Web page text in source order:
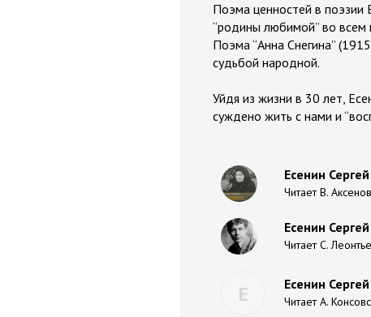
Поэма ценностей в поэзии
“родины любимой” во всем
Поэма “Анна Снегина”
судьбой народной.
Уйдя из жизни в 30 лет,
суждено жить с нами и
Есенин
Читает В. Аксенов
Есенин
Читает С.
Е Есенин
Читает А.